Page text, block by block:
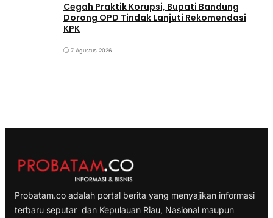
Cegah Praktik Korupsi, Bupati Bandung
Dorong OPD Tindak Lanjuti Rekomendasi
KPK
7 Agustus 2026
Probatam.co adalah portal berita yang menyajikan informasi
terbaru seputar dan Kepulauan Riau, Nasional maupun